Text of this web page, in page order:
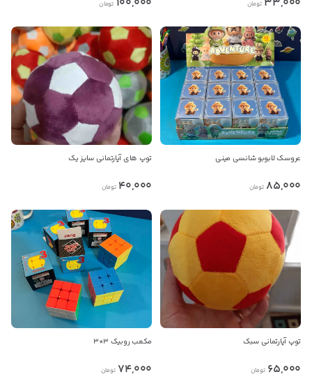
تومان تومان
عروسک لابوبو شانسی مینی
85,000 تومان
توپ های آپارتمانی سایز یک
40,000 تومان
توپ آپارتمانی سبک
65,000 تومان
مکعب روبیک 3*3
74,000 تومان
پیج اینستاگرام
تلفن ثابت
پیام در تلگرام
کانال تلگرام
پیام در واتس‌اپ
صحت موارد ذکر شده بر عهده فرد آگهی دهنده می باشد.
پیام در واتس‌اپ
عمدباکس هیچ نوع مسئولیتی در قبال صحت این آگهی
ندارد. پس لطفا قبل از هر گونه معامله، از معتبر بودن
فروشنده مطمئن شوید.
جهت ثبت نظر باید وارد حساب کاربری خود شوید
جهت ثبت گزارش تخلف باید وارد حساب کاربری خود شوید